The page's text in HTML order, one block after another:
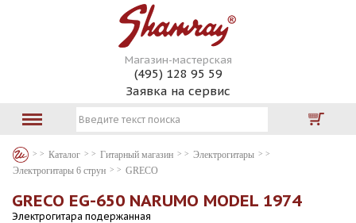
Магазин-мастерская
(495) 128 95 59
Заявка на сервис
Каталог Гитарный магазин
Электрогитары
Электрогитары 6 струн
GRECO
GRECO EG-650 NARUMO MODEL 1974
Электрогитара подержанная